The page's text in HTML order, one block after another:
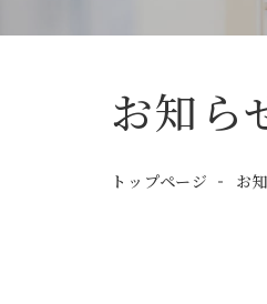
お知ら
トップページ お